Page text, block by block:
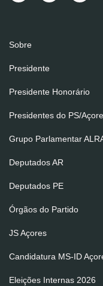
Sobre
Presidente
Presidente Honorário
Presidentes do PS/
Grupo Parlamentar
Deputados AR
Deputados PE
Órgãos do Partido
JS Açores
Candidatura MS-ID
Eleições Internas 2026